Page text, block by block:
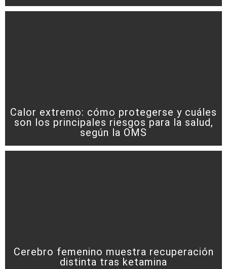
Calor extremo: cómo protegerse y cuáles
son los principales riesgos para la salud,
según la OMS
Cerebro femenino muestra recuperación
distinta tras ketamina